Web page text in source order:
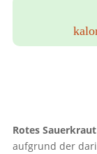
Rotes
aufgrund der